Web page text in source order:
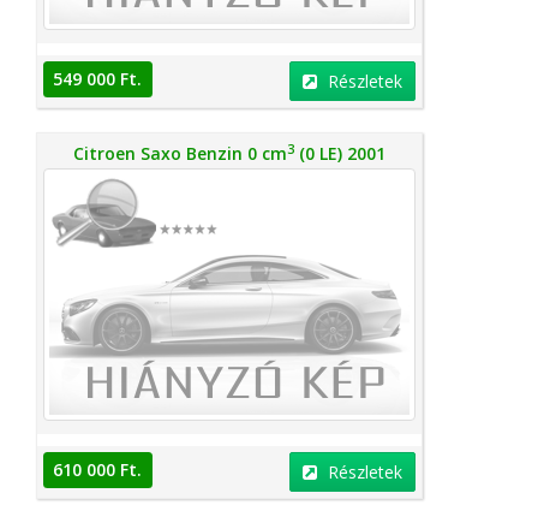
549 000 Ft. Részletek
Citroen Saxo Benzin 0 cm3 (0 LE) 2001
610 000 Ft. Részletek